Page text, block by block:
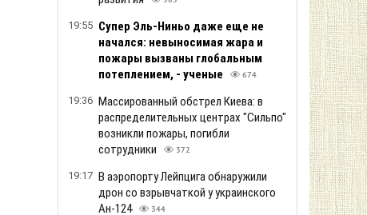
19:55 Супер Эль-Ниньо даже еще не
начался: невыносимая жара и
пожары вызваны глобальным
потеплением, - ученые
674
19:36 Массированный обстрел Киева: в
распределительных центрах "Сильпо"
возникли пожары, погибли
сотрудники
372
19:17 В аэропорту Лейпцига обнаружили
дрон со взрывчаткой у украинского
Ан-124
344